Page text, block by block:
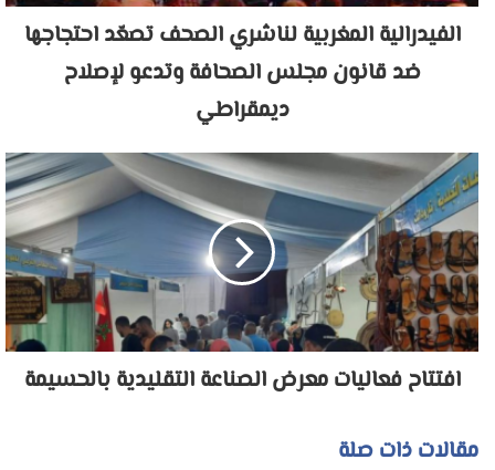
الفيدرالية المغربية لناشري الصحف تصعّد احتجاجها
ضد قانون مجلس الصحافة وتدعو لإصلاح
ديمقراطي
افتتاح فعاليات معرض الصناعة التقليدية بالحسيمة
مقالات ذات صلة